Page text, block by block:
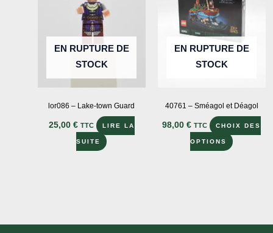
sur
produit
EN RUPTURE DE
STOCK
lor086 – Lake-town Guard
25,00 € TTC LIRE LA
SUITE
EN RUPTURE DE
STOCK
40761 – Sméagol et Déagol
98,00€ TTC CHOIX DES
OPTIONS
Ce